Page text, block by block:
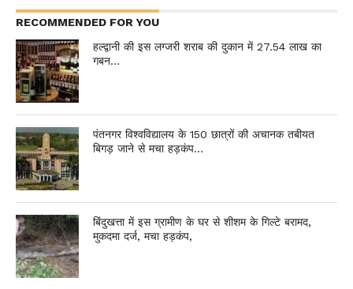
RECOMMENDED FOR YOU
हल्द्वानी की इस लग्जरी शराब की दुकान में 27.54 लाख का
गबन…
पंतनगर विश्वविद्यालय के 150 छात्रों की अचानक तबीयत
बिगड़ जाने से मचा हड़कंप…
बिंदुखत्ता में इस ग्रामीण के घर से शीशम के गिल्टे बरामद,
मुकदमा दर्ज, मचा हड़कंप,